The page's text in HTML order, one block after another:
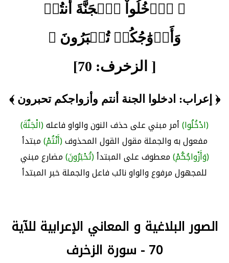
﴿ ٱدۡخُلُواْ ٱلۡجَنَّةَ أَنتُمۡ
وَأَزۡوَٰجُكُمۡ تُحۡبَرُونَ ﴾
[ الزخرف: 70]
﴿ إعراب: ادخلوا الجنة أنتم وأزواجكم تحبرون ﴾
(ادْخُلُوا)أمر مبني على حذف النون والواو فاعله(الْجَنَّةَ)
مفعول به والجملة مقول القول المحذوف(أَنْتُمْ)مبتدأ
(وَأَزْواجُكُمْ)معطوف على المبتدأ(تُحْبَرُونَ)مضارع مبني
للمجهول مرفوع والواو نائب فاعل والجملة خبر المبتدأ
الصور البلاغية و المعاني الإعرابية للآية
70 - سورة الزخرف